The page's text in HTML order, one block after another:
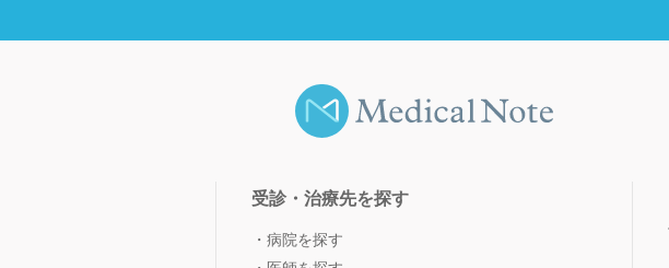
受診・治療先を探す
病院を探す